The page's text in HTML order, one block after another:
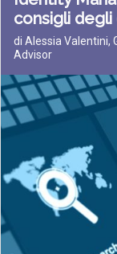
consigli
di Alessia Valentini,
Advisor